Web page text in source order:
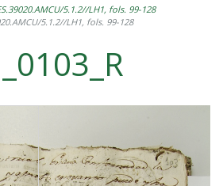
5.1.2//LH1, fols. 99-128
5.1.2//LH1, fols. 99-128